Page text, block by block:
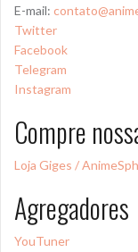
E-mail:
Twitter
Facebook
Telegram
Instagram
Compre
Loja Giges /
Agregadores
YouTuner